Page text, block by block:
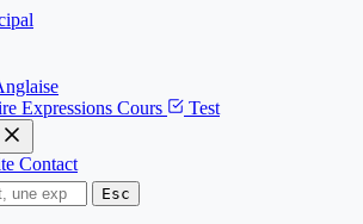
Expressions Cours Test
Contact
Esc